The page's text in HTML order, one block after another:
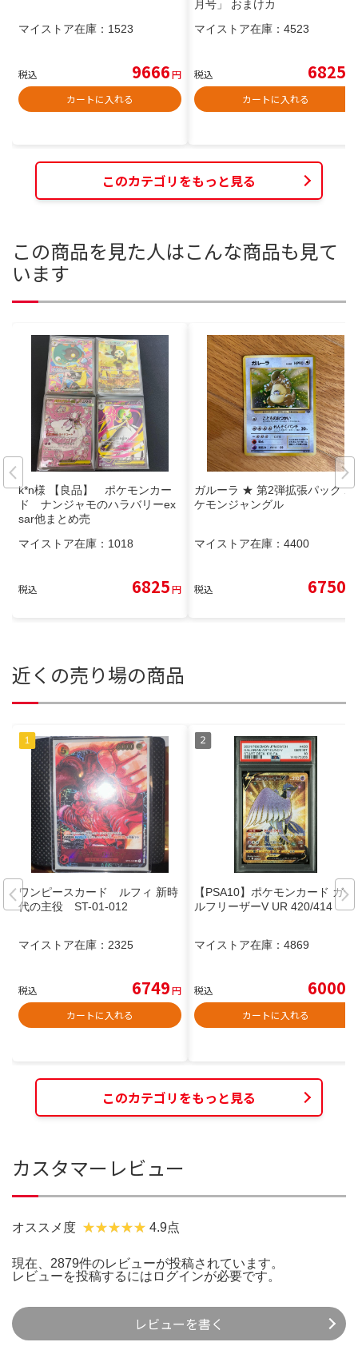
マイストア在庫： 1523
税込 9666円
カートに入れる
月号」 おまけカ
マイストア在庫： 4523
税込 6825
カートに入れる
このカテゴリをもっと見る
この商品を見た人はこんな商品も見て
います
k*n様 【良品】 ポケモンカー
ド ナンジャモのハラバリーex
sar他まとめ売
マイストア在庫： 1018
税込 6825円
ガルーラ ★ 第2弾拡張パック ポ
ケモンジャングル
マイストア在庫： 4400
税込 6750
近くの売り場の商品
ワンピースカード ルフィ 新時
代の主役 ST-01-012
マイストア在庫： 2325
税込 6749円
カートに入れる
【PSA10】ポケモンカード ガラ
ルフリーザーV UR 420/414
マイストア在庫： 4869
税込 6000
カートに入れる
このカテゴリをもっと見る
カスタマーレビュー
オススメ度 4.9点
現在、2879件のレビューが投稿されています。
レビューを投稿するには ログインが必要です。
レビューを書く